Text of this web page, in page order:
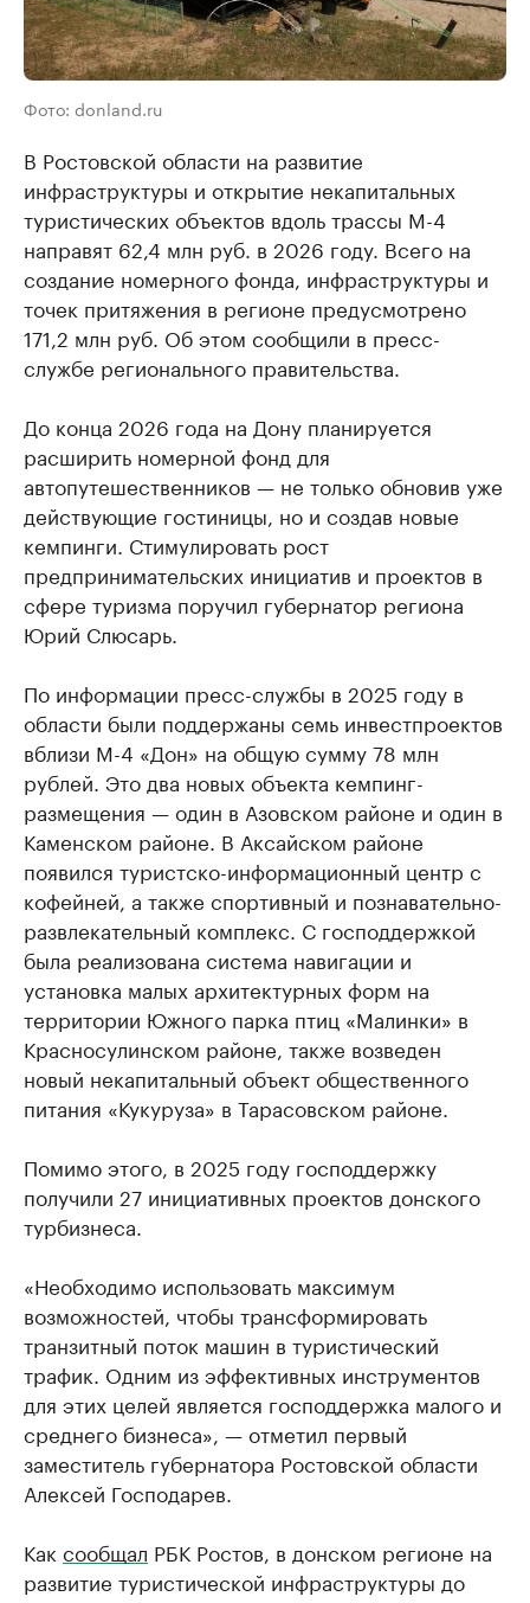
Фото: donland.ru
В Ростовской области на развитие
инфраструктуры и открытие некапитальных
туристических объектов вдоль трассы М-4
направят 62,4 млн руб. в 2026 году. Всего на
создание номерного фонда, инфраструктуры и
точек притяжения в регионе предусмотрено
171,2 млн руб. Об этом сообщили в пресс-
службе регионального правительства.
До конца 2026 года на Дону планируется
расширить номерной фонд для
автопутешественников — не только обновив уже
действующие гостиницы, но и создав новые
кемпинги. Стимулировать рост
предпринимательских инициатив и проектов в
сфере туризма поручил губернатор региона
Юрий Слюсарь.
По информации пресс-службы в 2025 году в
области были поддержаны семь инвестпроектов
вблизи М-4 «Дон» на общую сумму 78 млн
рублей. Это два новых объекта кемпинг-
размещения — один в Азовском районе и один в
Каменском районе. В Аксайском районе
появился туристско-информационный центр с
кофейней, а также спортивный и познавательно-
развлекательный комплекс. С господдержкой
была реализована система навигации и
установка малых архитектурных форм на
территории Южного парка птиц «Малинки» в
Красносулинском районе, также возведен
новый некапитальный объект общественного
питания «Кукуруза» в Тарасовском районе.
Помимо этого, в 2025 году господдержку
получили 27 инициативных проектов донского
турбизнеса.
«Необходимо использовать максимум
возможностей, чтобы трансформировать
транзитный поток машин в туристический
трафик. Одним из эффективных инструментов
для этих целей является господдержка малого и
среднего бизнеса», — отметил первый
заместитель губернатора Ростовской области
Алексей Господарев.
Как сообщал РБК Ростов, в донском регионе на
развитие туристической инфраструктуры до